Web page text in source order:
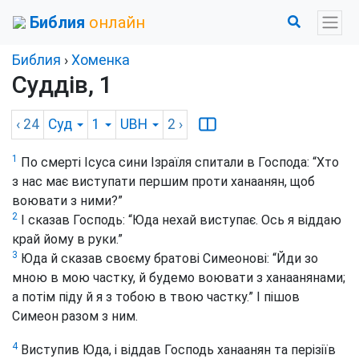
Библия онлайн
Библия › Хоменка
Суддів, 1
‹ 24 Суд 1 UBH 2 ›
1
По смерті Ісуса сини Ізраїля спитали в Господа: “Хто
з нас має виступати першим проти ханаанян, щоб
воювати з ними?”
2
І сказав Господь: “Юда нехай виступає. Ось я віддаю
край йому в руки.”
3 Юда й сказав своєму братові Симеонові: “Йди зо
мною в мою частку, й будемо воювати з ханаанянами;
а потім піду й я з тобою в твою частку.” І пішов
Симеон разом з ним.
4Виступив Юда, і віддав Господь ханаанян та перізіїв